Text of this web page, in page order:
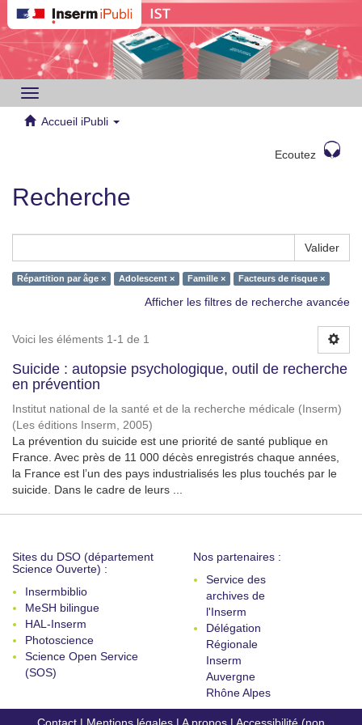
Toggle
navigation
Accueil iPubli
Ecoutez
Recherche
Valider
Répartition par âge × Adolescent × Famille × Facteurs de risque ×
Afficher les filtres de recherche avancée
Voici les éléments 1-1 de 1
Suicide : autopsie psychologique, outil de recherche
en prévention
Institut national de la santé et de la recherche médicale (Inserm)
(Les éditions Inserm, 2005)
La prévention du suicide est une priorité de santé publique en
France. Avec près de 11 000 décès enregistrés chaque années,
la France est l’un des pays industrialisés les plus touchés par le
suicide. Dans le cadre de leurs ...
Sites du DSO (département
Science Ouverte) :
Insermbiblio
MeSH bilingue
HAL-Inserm
Photoscience
Science Open Service
(SOS)
Nos partenaires :
Service des
archives de
l'Inserm
Délégation
Régionale
Inserm
Auvergne
Rhône Alpes